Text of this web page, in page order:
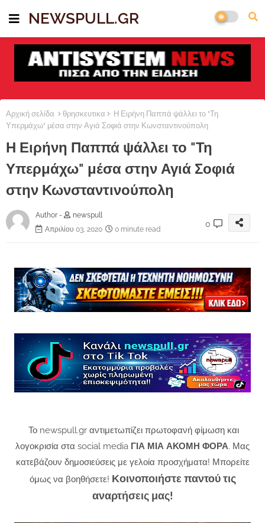
NEWSPULL.GR
Αρχική σελίδα θρησκευτικα
Η Ειρήνη Παππά ψάλλει το "Τη
Υπερμάχω" μέσα στην Αγιά Σοφιά στην Κωνσταντινούπολη
Η Ειρήνη Παππά ψάλλει το "Τη
Υπερμάχω" μέσα στην Αγιά Σοφιά
στην Κωνσταντινούπολη
Author -
newspull
Απριλίου 03, 2020
0 minute read
0
Το newspull.gr αντιμετωπίζει πρωτοφανή φίμωση και
λογοκρισία στα social media ΓΙΑ ΜΙΑ ΑΚΟΜΗ ΦΟΡΑ. Μας
κατεβάζουν δημοσιεύσεις με γελοία προσχήματα! Μπορείτε
όμως να βοηθήσετε! Κοινοποιήστε παντού τις
αναρτήσεις μας!